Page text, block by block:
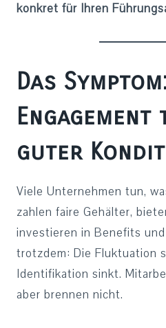
konkret für Ihren
Das
guter
Viele Unternehmen tun,
zahlen faire Gehälter,
investieren in Benefits
trotzdem: Die Fluktuation
Identifikation sinkt.
aber brennen nicht.